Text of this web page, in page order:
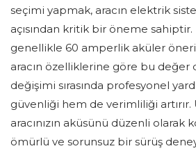
seçimi yapmak, aracın elektrik
açısından kritik bir öneme
genellikle 60 amperlik aküler
aracın özelliklerine göre bu değer
değişimi sırasında profesyonel
güvenliği hem de verimliliği artırır.
aracınızın aküsünü düzenli olarak
ömürlü ve sorunsuz bir sürüş